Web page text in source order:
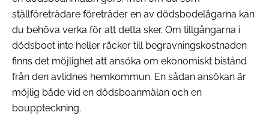
ställföreträdare företräder en av dödsbodelägarna kan
du behöva verka för att detta sker. Om tillgångarna i
dödsboet inte heller räcker till begravningskostnaden
finns det möjlighet att ansöka om ekonomiskt bistånd
från den avlidnes hemkommun. En sådan ansökan är
möjlig både vid en dödsboanmälan och en
bouppteckning.